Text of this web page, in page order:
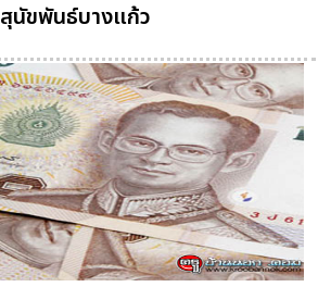
สุนัขพันธ์บางแก้ว